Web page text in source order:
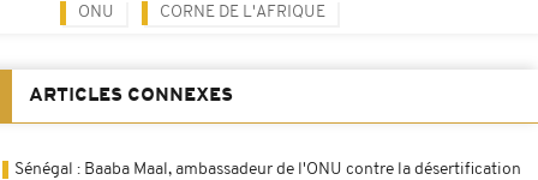
ONU CORNE DE L'AFRIQUE
ARTICLES CONNEXES
Sénégal : Baaba Maal, ambassadeur de l'ONU contre la désertification